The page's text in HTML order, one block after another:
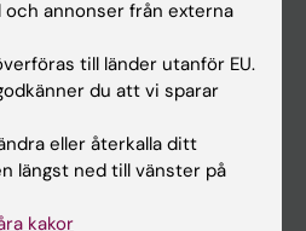
och annonser från externa
till länder utanför EU.
du att vi sparar
eller återkalla ditt
längst ned till vänster på
kakor